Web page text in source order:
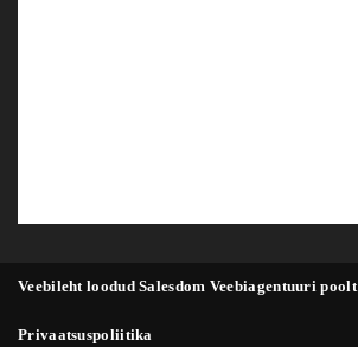
Veebileht loodud Salesdom Veebiagentuuri poolt
Privaatsuspoliitika